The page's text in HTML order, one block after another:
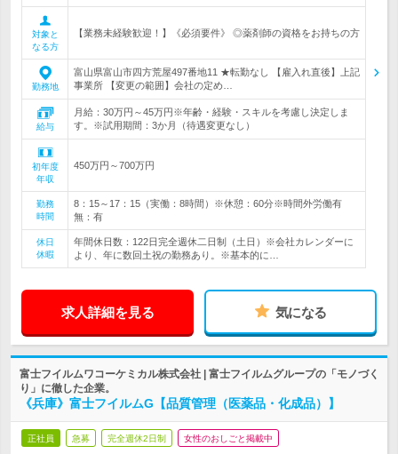
対象と
なる方
【業務未経験歓迎！】《必須要件》 ◎薬剤師の資格をお持ちの方
勤務地
富山県富山市四方荒屋497番地11 ★転勤なし 【雇入れ直後】上記
事業所 【変更の範囲】会社の定め…
給与
月給：30万円～45万円※年齢・経験・スキルを考慮し決定しま
す。※試用期間：3か月（待遇変更なし）
初年度
年収
450万円～700万円
勤務
時間
8：15～17：15（実働：8時間）※休憩：60分※時間外労働有
無：有
休日
休暇
年間休日数：122日完全週休二日制（土日）※会社カレンダーに
より、年に数回土祝の勤務あり。※基本的に…
求人詳細を見る 気になる
富士フイルムワコーケミカル株式会社 | 富士フイルムグループの「モノづく
り」に徹した企業。
《兵庫》富士フイルムG【品質管理（医薬品・化成品）】
正社員 急募 完全週休2日制 女性のおしごと掲載中